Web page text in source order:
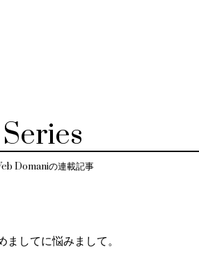
Series
Domaniの連載記事
ましてに悩みまして。